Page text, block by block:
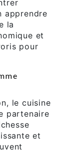
apprendre
la
et
pour
le cuisine
partenaire
et